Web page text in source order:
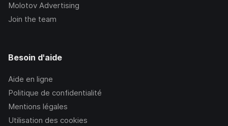
Molotov Advertising
Join the team
Besoin d'aide
Aide en ligne
Politique de confidentialité
Mentions légales
Utilisation des cookies